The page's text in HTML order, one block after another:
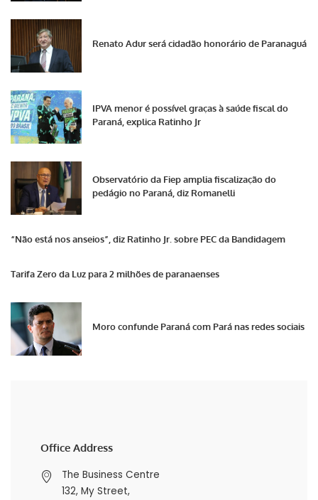
Renato Adur será cidadão honorário de Paranaguá
IPVA menor é possível graças à saúde fiscal do
Paraná, explica Ratinho Jr
Observatório da Fiep amplia fiscalização do
pedágio no Paraná, diz Romanelli
“Não está nos anseios”, diz Ratinho Jr. sobre PEC da Bandidagem
Tarifa Zero da Luz para 2 milhões de paranaenses
Moro confunde Paraná com Pará nas redes sociais
Office Address
The Business Centre
132, My Street,